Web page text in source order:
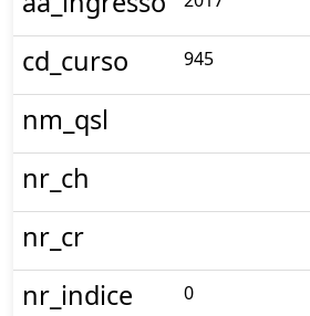
cd_curso 945
nm_qsl
nr_ch
nr_cr
nr_indice
0